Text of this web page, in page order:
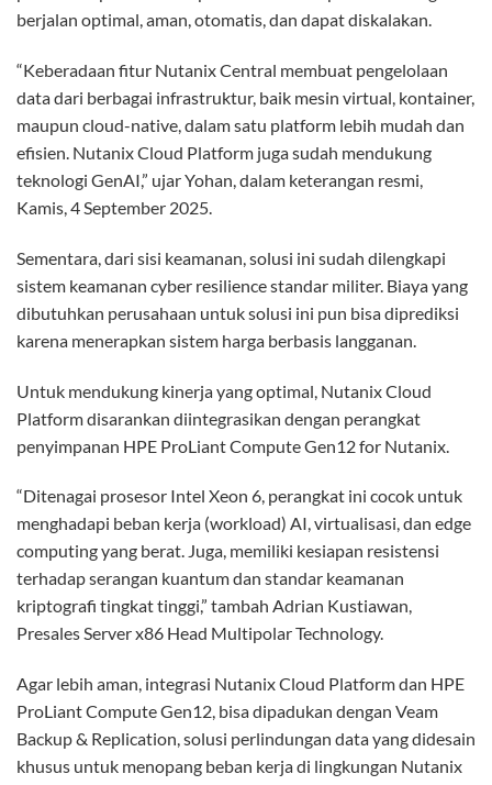
berjalan optimal, aman, otomatis, dan dapat diskalakan.
“Keberadaan fitur Nutanix Central membuat pengelolaan
data dari berbagai infrastruktur, baik mesin virtual, kontainer,
maupun cloud-native, dalam satu platform lebih mudah dan
efisien. Nutanix Cloud Platform juga sudah mendukung
teknologi GenAI,” ujar Yohan, dalam keterangan resmi,
Kamis, 4 September 2025.
Sementara, dari sisi keamanan, solusi ini sudah dilengkapi
sistem keamanan cyber resilience standar militer. Biaya yang
dibutuhkan perusahaan untuk solusi ini pun bisa diprediksi
karena menerapkan sistem harga berbasis langganan.
Untuk mendukung kinerja yang optimal, Nutanix Cloud
Platform disarankan diintegrasikan dengan perangkat
penyimpanan HPE ProLiant Compute Gen12 for Nutanix.
“Ditenagai prosesor Intel Xeon 6, perangkat ini cocok untuk
menghadapi beban kerja (workload) AI, virtualisasi, dan edge
computing yang berat. Juga, memiliki kesiapan resistensi
terhadap serangan kuantum dan standar keamanan
kriptografi tingkat tinggi,” tambah Adrian Kustiawan,
Presales Server x86 Head Multipolar Technology.
Agar lebih aman, integrasi Nutanix Cloud Platform dan HPE
ProLiant Compute Gen12, bisa dipadukan dengan Veam
Backup & Replication, solusi perlindungan data yang didesain
khusus untuk menopang beban kerja di lingkungan Nutanix